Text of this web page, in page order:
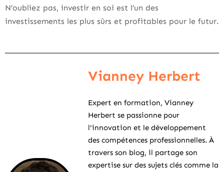
N’oubliez pas, investir en soi est l’un des
investissements les plus sûrs et profitables pour le futur.
Vianney Herbert
Expert en formation, Vianney
Herbert se passionne pour
l'innovation et le développement
des compétences professionnelles. À
travers son blog, il partage son
expertise sur des sujets clés comme la